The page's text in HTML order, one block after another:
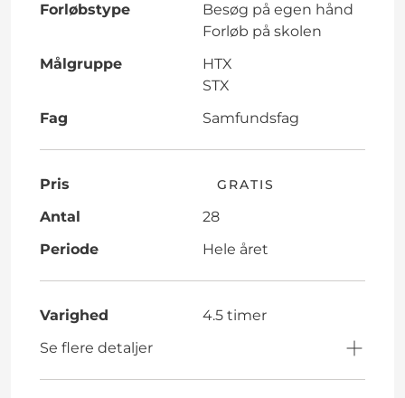
Forløbstype
Besøg på egen hånd
Forløb på skolen
Målgruppe
HTX
STX
Fag
Samfundsfag
Pris GRATIS
Antal
28
Periode
Hele året
Varighed
4.5 timer
Se flere detaljer